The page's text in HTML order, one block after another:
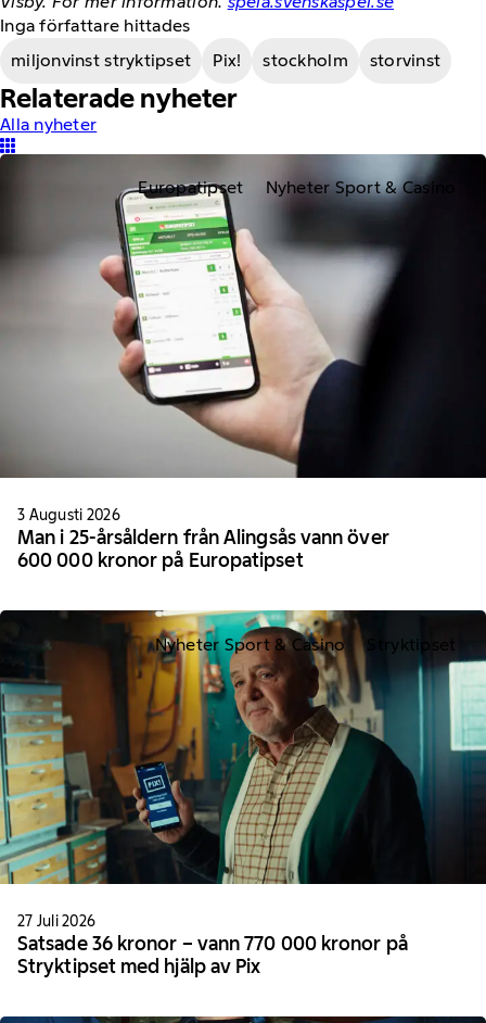
Inga författare hittades
miljonvinst stryktipset
Pix! stockholm storvinst
Relaterade nyheter
Alla nyheter
Europatipset Nyheter Sport & Casino
3 Augusti 2026
Man i 25-årsåldern från Alingsås vann över
600 000 kronor på Europatipset
Nyheter Sport & Casino Stryktipset
27 Juli 2026
Satsade 36 kronor – vann 770 000 kronor på
Stryktipset med hjälp av Pix